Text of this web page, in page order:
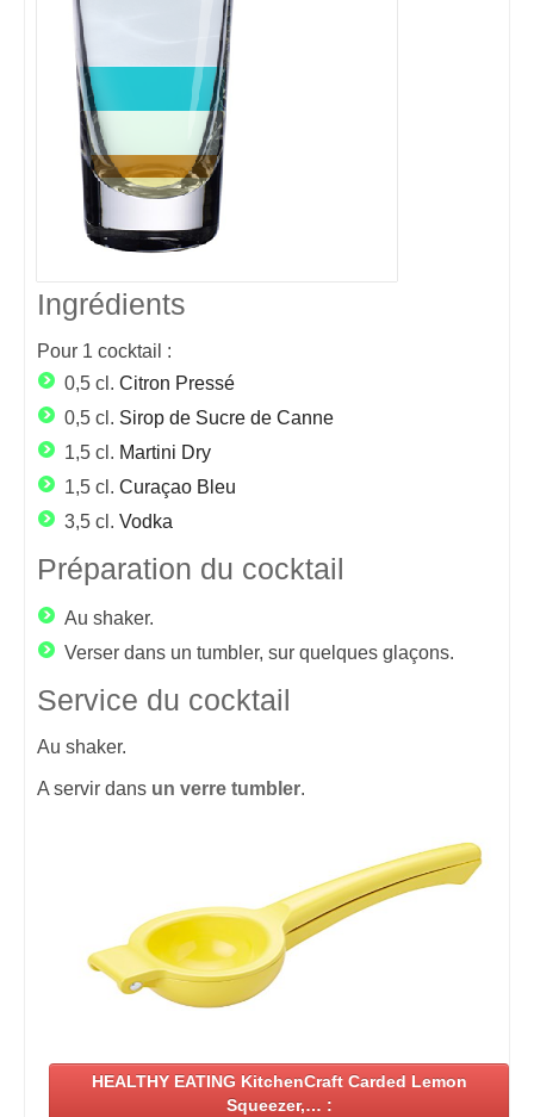
Ingrédients
Pour 1 cocktail :
0,5 cl. Citron Pressé
0,5 cl. Sirop de Sucre de Canne
1,5 cl. Martini Dry
1,5 cl. Curaçao Bleu
3,5 cl. Vodka
Préparation du cocktail
Au shaker.
Verser dans un tumbler, sur quelques glaçons.
Service du cocktail
Au shaker.
A servir dans un verre tumbler.
HEALTHY EATING KitchenCraft Carded Lemon
Squeezer,… :